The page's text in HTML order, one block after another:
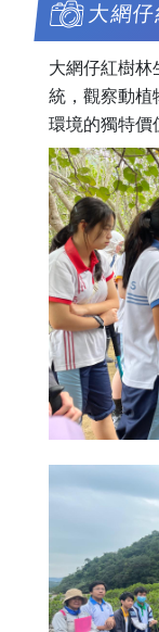
大網
大網仔紅樹林
統，觀察動植
環境的獨特價